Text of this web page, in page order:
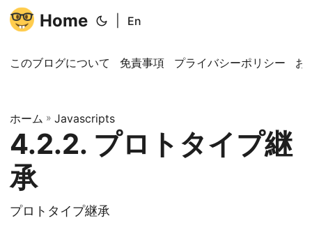
Home En
このブログについて 免責事項 プライバシーポリシー お
ホーム » Javascripts
4.2.2. プロトタイプ継
承
プロトタイプ継承